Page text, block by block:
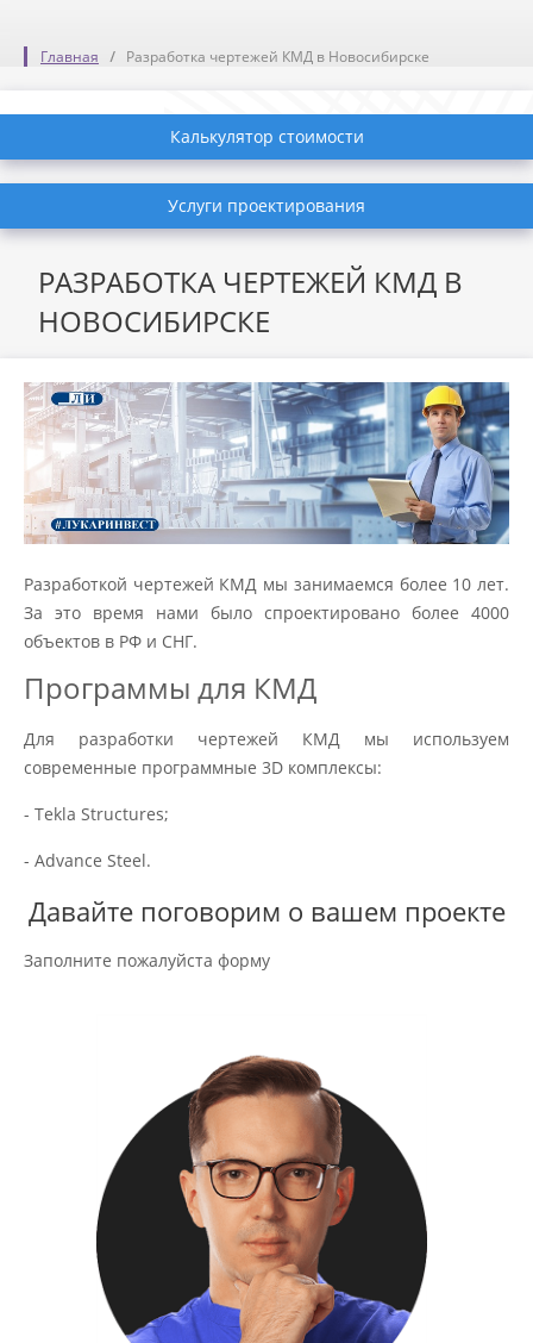
Главная Разработка чертежей КМД в Новосибирске
Калькулятор стоимости
Услуги проектирования
РАЗРАБОТКА ЧЕРТЕЖЕЙ КМД В
НОВОСИБИРСКЕ
Разработкой чертежей КМД мы занимаемся более 10 лет.
За это время нами было спроектировано более 4000
объектов в РФ и СНГ.
Программы для КМД
Для разработки чертежей КМД мы используем
современные программные 3D комплексы:
- Tekla Structures;
- Advance Steel.
Давайте поговорим о вашем проекте
Заполните пожалуйста форму